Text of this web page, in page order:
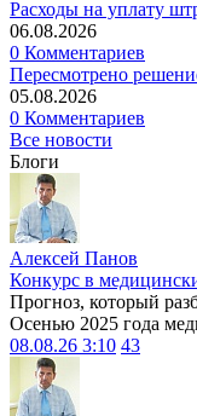
Расходы на уплату
06.08.2026
0 Комментариев
Пересмотрено
05.08.2026
0 Комментариев
Все новости
Блоги
Алексей Панов
Конкурс в
Прогноз, который
Осенью 2025 года
08.08.26 3:10 43